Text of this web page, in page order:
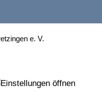
e. V.